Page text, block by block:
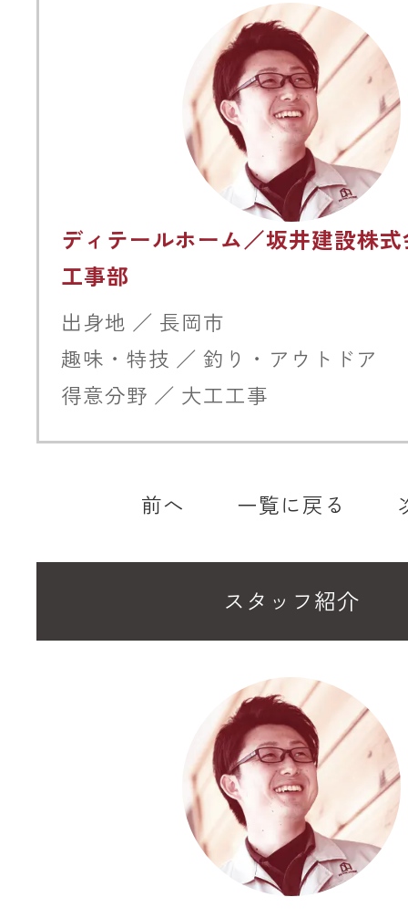
ディテールホーム／坂井建設株
工事部
出身地 ／ 長岡市
趣味・特技 ／ 釣り・アウトドア
得意分野 ／ 大工工事
前へ 一覧に戻る
スタッフ紹介